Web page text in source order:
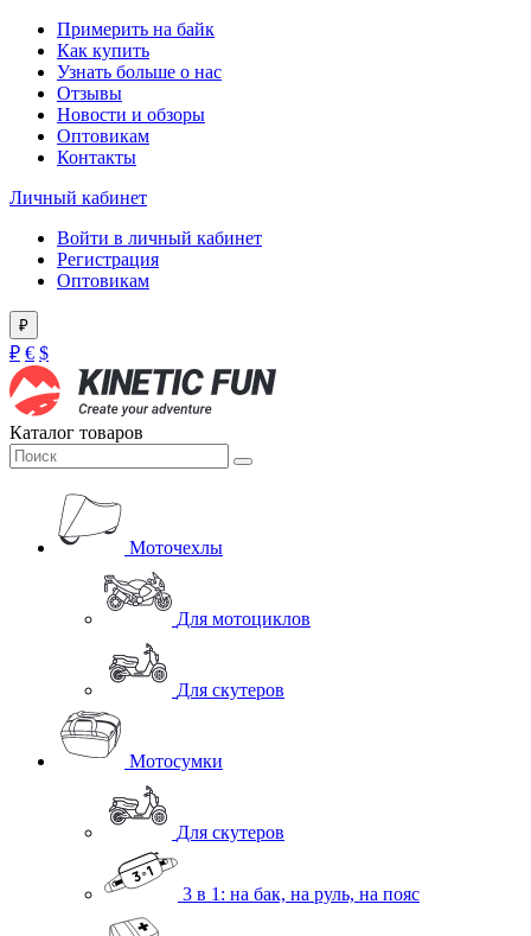
Примерить на байк
Как купить
Узнать больше о нас
Отзывы
Новости и обзоры
Оптовикам
Контакты
Личный кабинет
Войти в личный кабинет
Регистрация
Оптовикам
₽
₽ € $
Каталог товаров
Моточехлы
Для мотоциклов
Для скутеров
Мотосумки
Для скутеров
3 в 1: на бак, на руль, на пояс